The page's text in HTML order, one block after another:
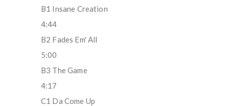
B1 Insane Creation
4:44
B2 Fades Em' All
5:00
B3 The Game
4:17
C1 Da Come Up